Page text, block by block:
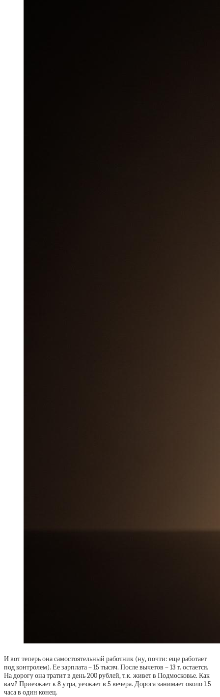
И вот теперь она самостоятельный работник (ну, почти: еще работает
под контролем). Ее зарплата – 15 тысяч. После вычетов – 13 т. остается.
На дорогу она тратит в день 200 рублей, т.к. живет в Подмосковье. Как
вам? Приезжает к 8 утра, уезжает в 5 вечера. Дорога занимает около 1.5
часа в один конец.